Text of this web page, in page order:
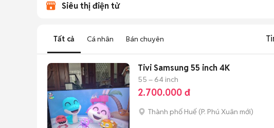
Siêu thị điện tử
Tất cả Cá nhân Bán chuyên
Tivi Samsung 55 inch 4K
55 – 64 inch
2.700.000 đ
Thành phố Huế (P. Phú Xuân mới)